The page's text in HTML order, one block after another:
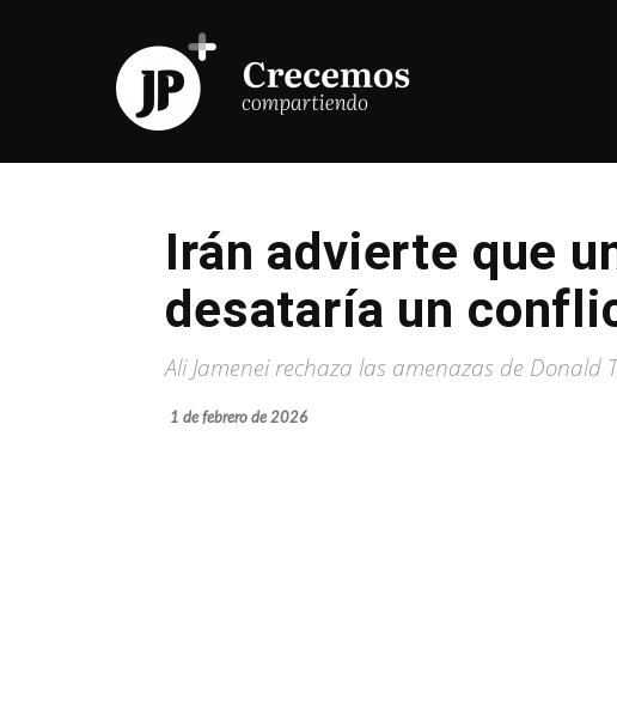
Irán advierte que
desataría un
Ali Jamenei rechaza las amenazas de
1 de febrero de 2026